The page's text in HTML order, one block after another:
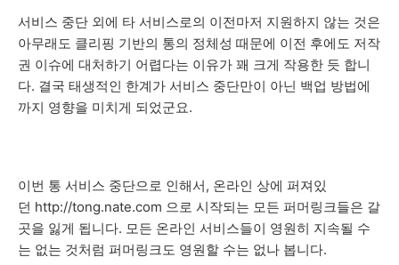
서비스 중단 외에 타 서비스로의 이전마저 지원하지 않는 것은
아무래도 클리핑 기반의 통의 정체성 때문에 이전 후에도 저작
권 이슈에 대처하기 어렵다는 이유가 꽤 크게 작용한 듯 합니
다. 결국 태생적인 한계가 서비스 중단만이 아닌 백업 방법에
까지 영향을 미치게 되었군요.
이번 통 서비스 중단으로 인해서, 온라인 상에 퍼져있
던 http://tong.nate.com 으로 시작되는 모든 퍼머링크들은 갈
곳을 잃게 됩니다. 모든 온라인 서비스들이 영원히 지속될 수
는 없는 것처럼 퍼머링크도 영원할 수는 없나 봅니다.